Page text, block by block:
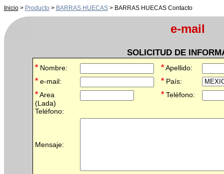
Inicio> Producto> BARRAS HUECAS> BARRAS HUECAS Contacto
e-mail
SOLICITUD DE
* Nombre: *Apellido:
* e-mail: * País:
*Area
(Lada)
Teléfono:
* Teléfono:
Mensaje: